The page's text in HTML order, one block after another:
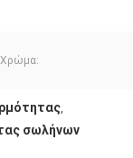
Χρώμα:
,
σωλήνων